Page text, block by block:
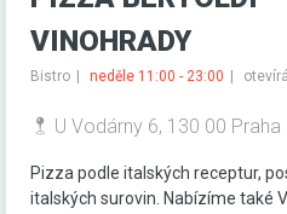
VINOHRADY
Bistro neděle 11:00 - 23:00
U Vodárny 6, 130 00
Pizza podle italských receptur,
italských surovin. Nabízíme také